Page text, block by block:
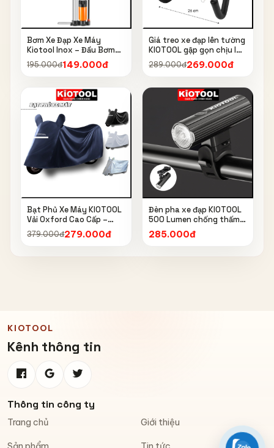
Bơm Xe Đạp Xe Máy
Kiotool Inox – Đầu Bơm
Thông Minh, Kèm Bơm
Bóng, Đồng Hồ 160 PSI
195.000đ149.000đ
Giá treo xe đạp lên tường
KIOTOOL gập gọn chịu lực
cao kèm móc treo mũ bảo
hiểm
289.000đ269.000đ
Bạt Phủ Xe Máy KIOTOOL
Vải Oxford Cao Cấp –
Chống Nắng, Chống Mưa,
Chống Bụi, Chống Tia UV,
379.000đ279.000đ
Đèn pha xe đạp KIOTOOL
500 Lumen chống thấm
nước IPX6 6603
285.000đ
KIOTOOL
Kênh thông tin
Thông tin công ty
Trang chủ Giới thiệu